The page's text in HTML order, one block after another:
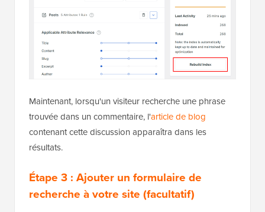
Maintenant, lorsqu'un visiteur recherche une phrase
trouvée dans un commentaire, l'article de blog
contenant cette discussion apparaîtra dans les
résultats.
Étape 3 : Ajouter un formulaire de
recherche à votre site (facultatif)